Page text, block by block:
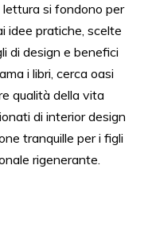
si fondono per
idee pratiche, scelte
di design e benefici
i libri, cerca oasi
qualità della vita
di interior design
tranquille per i figli
rigenerante.